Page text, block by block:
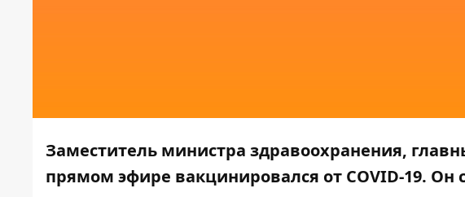
Заместитель министра здравоохранения,
прямом эфире вакцинировался от COVID-19. Он